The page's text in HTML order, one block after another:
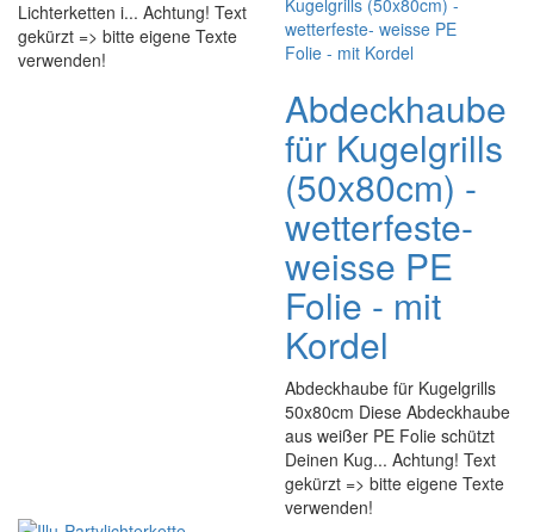
Lichterketten i... Achtung! Text
gekürzt => bitte eigene Texte
verwenden!
Abdeckhaube
für Kugelgrills
(50x80cm) -
wetterfeste-
weisse PE
Folie - mit
Kordel
Abdeckhaube für Kugelgrills
50x80cm Diese Abdeckhaube
aus weißer PE Folie schützt
Deinen Kug... Achtung! Text
gekürzt => bitte eigene Texte
verwenden!